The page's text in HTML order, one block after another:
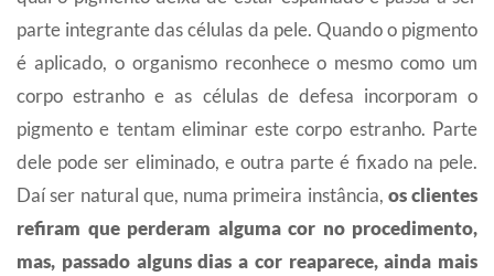
parte integrante das células da pele. Quando o pigmento
é aplicado, o organismo reconhece o mesmo como um
corpo estranho e as células de defesa incorporam o
pigmento e tentam eliminar este corpo estranho. Parte
dele pode ser eliminado, e outra parte é fixado na pele.
Daí ser natural que, numa primeira instância, os clientes
refiram que perderam alguma cor no procedimento,
mas, passado alguns dias a cor reaparece, ainda mais